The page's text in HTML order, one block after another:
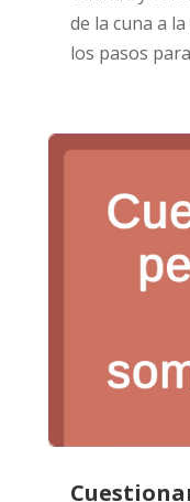
de la cuna a
los pasos